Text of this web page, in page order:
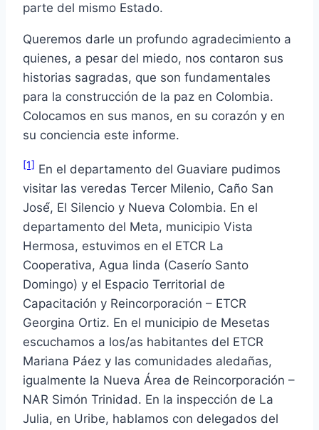
parte del mismo Estado.
Queremos darle un profundo agradecimiento a
quienes, a pesar del miedo, nos contaron sus
historias sagradas, que son fundamentales
para la construcción de la paz en Colombia.
Colocamos en sus manos, en su corazón y en
su conciencia este informe.
[1] En el departamento del Guaviare pudimos
visitar las veredas Tercer Milenio, Caño San
José́, El Silencio y Nueva Colombia. En el
departamento del Meta, municipio Vista
Hermosa, estuvimos en el ETCR La
Cooperativa, Agua linda (Caserío Santo
Domingo) y el Espacio Territorial de
Capacitación y Reincorporación – ETCR
Georgina Ortiz. En el municipio de Mesetas
escuchamos a los/as habitantes del ETCR
Mariana Páez y las comunidades aledañas,
igualmente la Nueva Área de Reincorporación –
NAR Simón Trinidad. En la inspección de La
Julia, en Uribe, hablamos con delegados del